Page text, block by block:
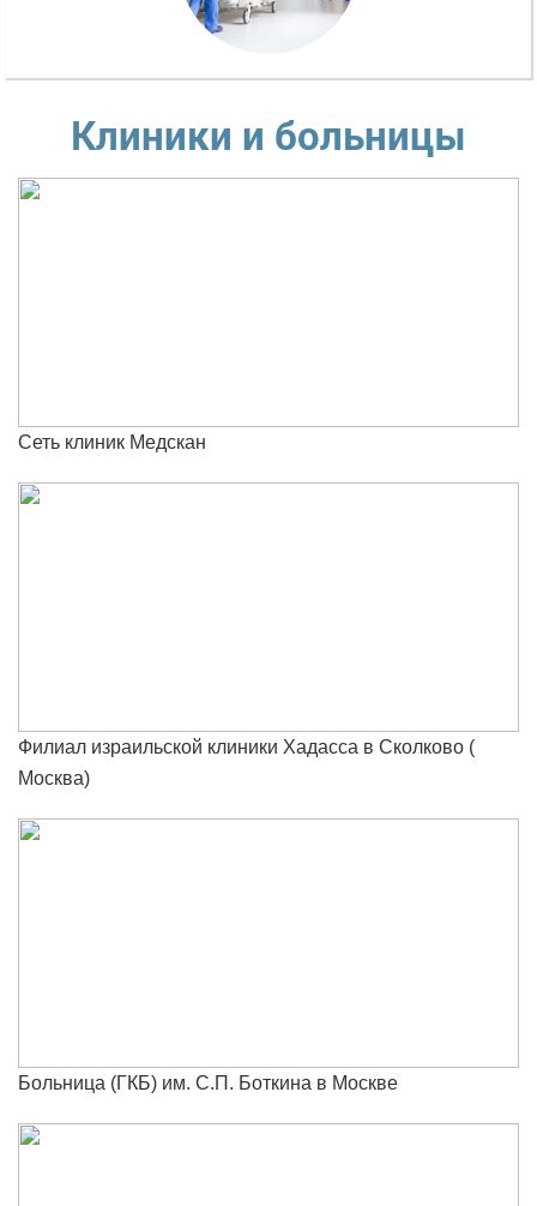
Клиники и больницы
Сеть клиник Медскан
Филиал израильской клиники Хадасса в Сколково (
Москва)
Больница (ГКБ) им. С.П. Боткина в Москве